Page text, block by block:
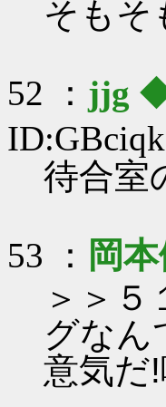
そもそ
52 ： jjg
待合室
53 ： 岡
＞＞
グなん
意気だ